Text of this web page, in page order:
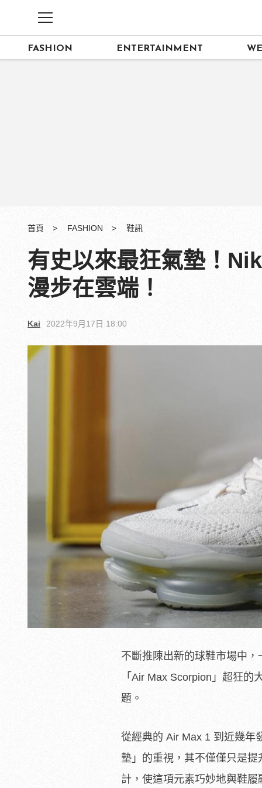
FASHION ENTERTAINMENT
首頁 FASHION 鞋訊
有史以來最狂氣墊！
漫步在雲端！
Kai 2022年9月17日 18:00
不斷推陳出新的球鞋市場中
「Air Max Scorpion」超狂
題。
從經典的 Air Max 1 到近幾年
墊」的重視，其不僅僅只是
計，使這項元素巧妙地與鞋